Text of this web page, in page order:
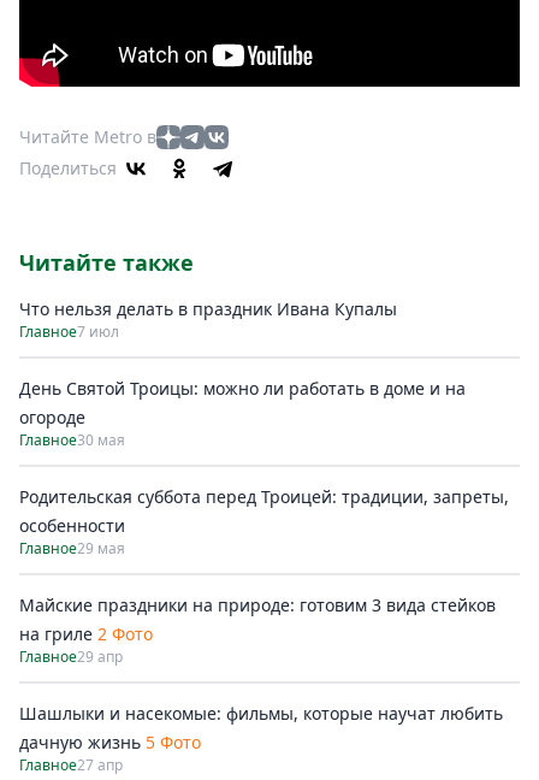
Читайте Metro в
Поделиться
Читайте также
Что нельзя делать в праздник Ивана Купалы
Главное7 июл
День Святой Троицы: можно ли работать в доме и на
огороде
Главное30 мая
Родительская суббота перед Троицей: традиции, запреты,
особенности
Главное29 мая
Майские праздники на природе: готовим 3 вида стейков
на гриле 2 Фото
Главное29 апр
Шашлыки и насекомые: фильмы, которые научат любить
дачную жизнь 5 Фото
Главное27 апр